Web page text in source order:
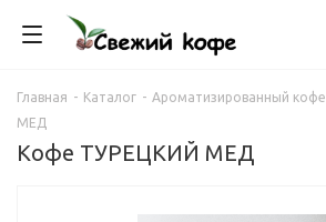
Главная - Каталог - Ароматизированный кофе
МЕД
Кофе ТУРЕЦКИЙ МЕД